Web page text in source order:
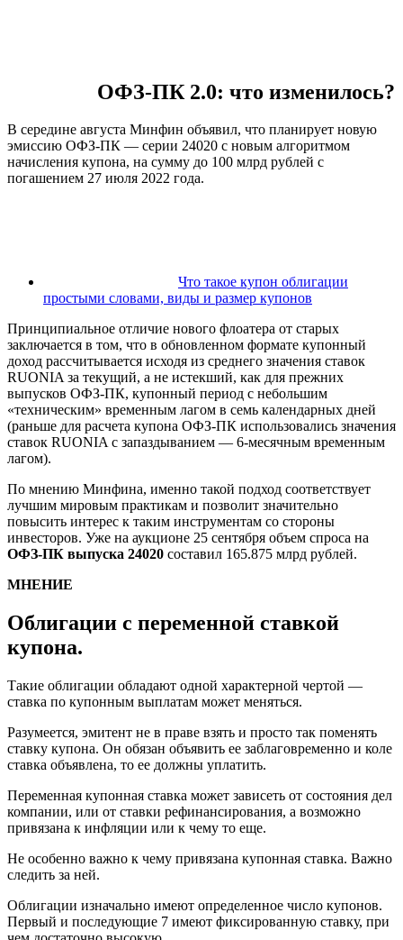
ОФЗ-ПК 2.0: что изменилось?
В середине августа Минфин объявил, что планирует новую
эмиссию ОФЗ-ПК — серии 24020 с новым алгоритмом
начисления купона, на сумму до 100 млрд рублей с
погашением 27 июля 2022 года.
Что такое купон облигации
простыми словами, виды и размер купонов
Принципиальное отличие нового флоатера от старых
заключается в том, что в обновленном формате купонный
доход рассчитывается исходя из среднего значения ставок
RUONIA за текущий, а не истекший, как для прежних
выпусков ОФЗ-ПК, купонный период с небольшим
«техническим» временным лагом в семь календарных дней
(раньше для расчета купона ОФЗ-ПК использовались значения
ставок RUONIA с запаздыванием — 6-месячным временным
лагом).
По мнению Минфина, именно такой подход соответствует
лучшим мировым практикам и позволит значительно
повысить интерес к таким инструментам со стороны
инвесторов. Уже на аукционе 25 сентября объем спроса на
ОФЗ-ПК выпуска 24020 составил 165.875 млрд рублей.
МНЕНИЕ
Облигации с переменной ставкой
купона.
Такие облигации обладают одной характерной чертой —
ставка по купонным выплатам может меняться.
Разумеется, эмитент не в праве взять и просто так поменять
ставку купона. Он обязан объявить ее заблаговременно и коле
ставка объявлена, то ее должны уплатить.
Переменная купонная ставка может зависеть от состояния дел
компании, или от ставки рефинансирования, а возможно
привязана к инфляции или к чему то еще.
Не особенно важно к чему привязана купонная ставка. Важно
следить за ней.
Облигации изначально имеют определенное число купонов.
Первый и последующие 7 имеют фиксированную ставку, при